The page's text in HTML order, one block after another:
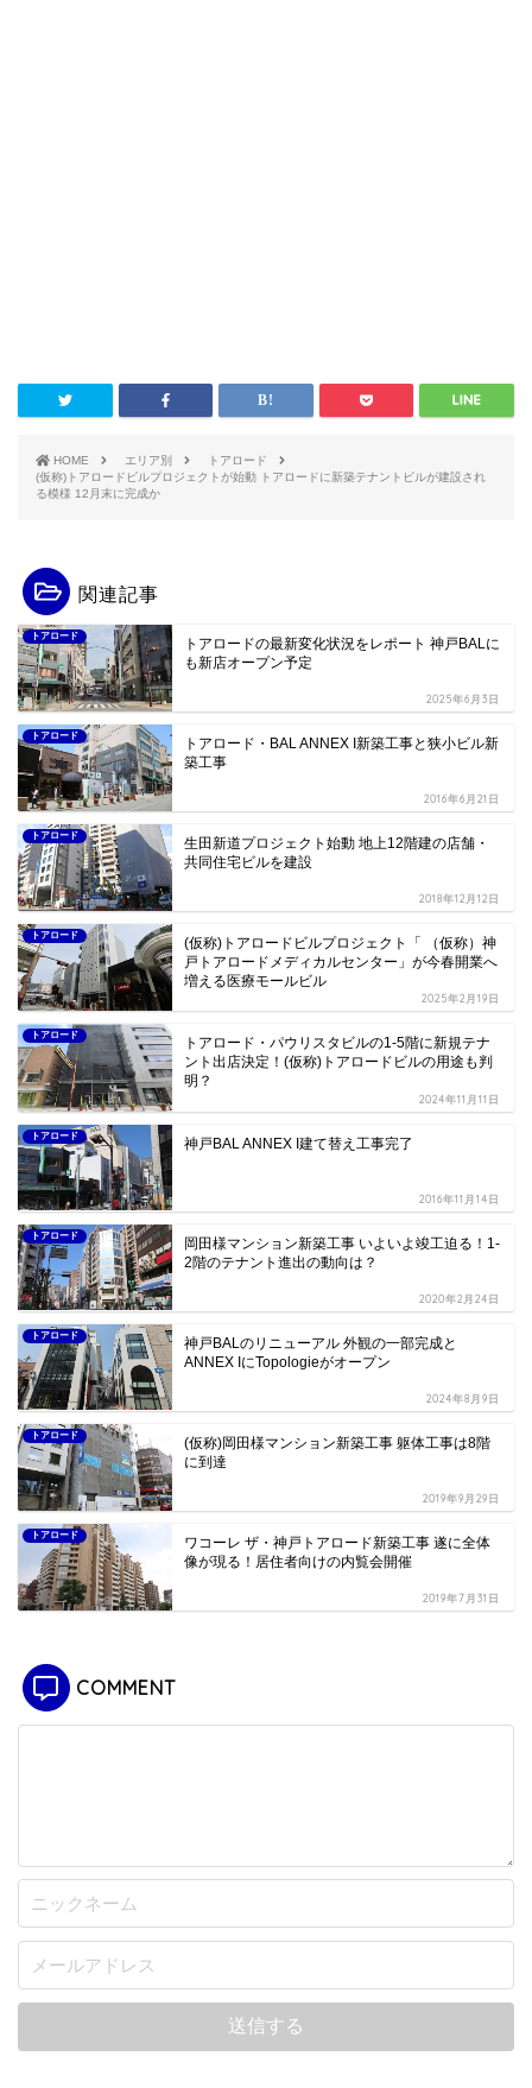
HOME エリア別
トアロード
(仮称)トアロードビルプロジェクトが始動 トアロードに新築テナントビルが建設され
る模様 12月末に完成か
関連記事
トアロード
トアロードの最新変化状況をレポート 神戸BALに
も新店オープン予定
2025年6月3日
トアロード
トアロード・BAL ANNEX I新築工事と狭小ビル新
築工事
2016年6月21日
トアロード
生田新道プロジェクト始動 地上12階建の店舗・
共同住宅ビルを建設
2018年12月12日
トアロード
(仮称)トアロードビルプロジェクト「 （仮称）神
戸トアロードメディカルセンター」が今春開業へ
増える医療モールビル
2025年2月19日
トアロード
トアロード・パウリスタビルの1-5階に新規テナ
ント出店決定！(仮称)トアロードビルの用途も判
明？
2024年11月11日
トアロード 神戸BAL ANNEX I建て替え工事完了
2016年11月14日
トアロード
岡田様マンション新築工事 いよいよ竣工迫る！1-
2階のテナント進出の動向は？
2020年2月24日
トアロード
神戸BALのリニューアル 外観の一部完成と
ANNEX IにTopologieがオープン
2024年8月9日
トアロード
(仮称)岡田様マンション新築工事 躯体工事は8階
に到達
2019年9月29日
トアロード
ワコーレ ザ・神戸トアロード新築工事 遂に全体
像が現る！居住者向けの内覧会開催
2019年7月31日
COMMENT